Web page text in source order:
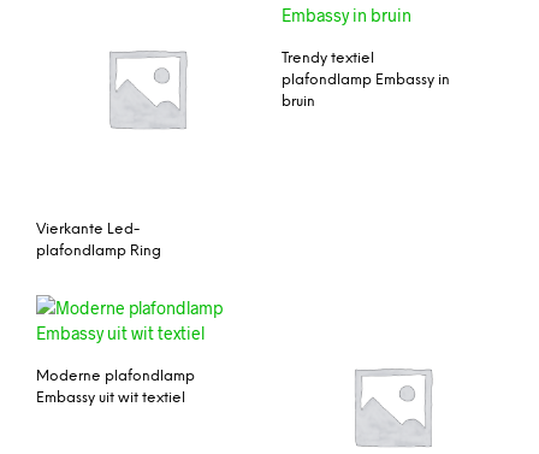
Vierkante Led-
plafondlamp Ring
Trendy textiel
plafondlamp Embassy in
bruin
Moderne plafondlamp
Embassy uit wit textiel